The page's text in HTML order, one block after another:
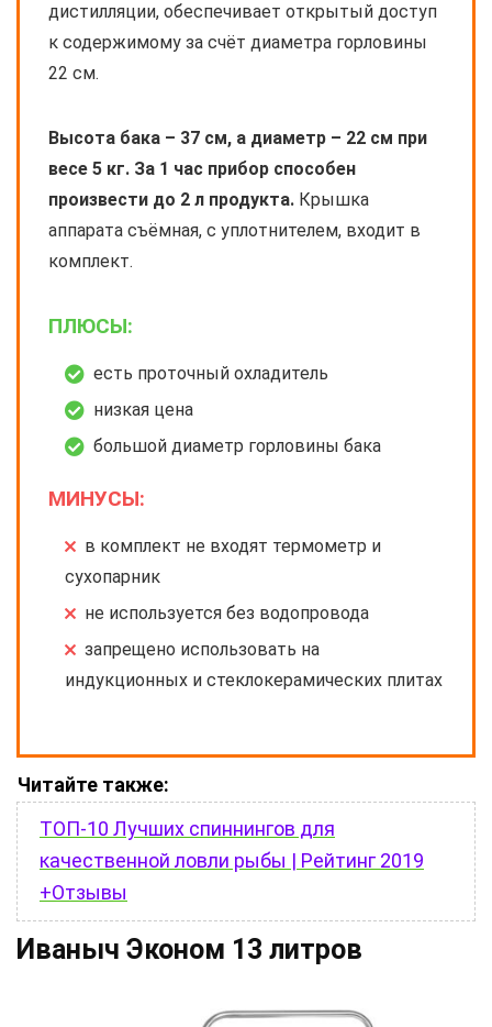
дистилляции, обеспечивает открытый доступ
к содержимому за счёт диаметра горловины
22 см.
Высота бака – 37 см, а диаметр – 22 см при
весе 5 кг. За 1 час прибор способен
произвести до 2 л продукта. Крышка
аппарата съёмная, с уплотнителем, входит в
комплект.
ПЛЮСЫ:
есть проточный охладитель
низкая цена
большой диаметр горловины бака
МИНУСЫ:
в комплект не входят термометр и
сухопарник
не используется без водопровода
запрещено использовать на
индукционных и стеклокерамических плитах
Читайте также:
ТОП-10 Лучших спиннингов для
качественной ловли рыбы | Рейтинг 2019
+Отзывы
Иваныч Эконом 13 литров